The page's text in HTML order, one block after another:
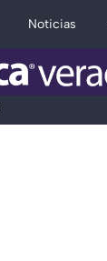
Noticias